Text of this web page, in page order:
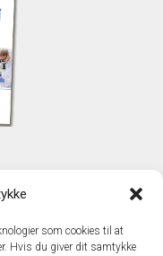
som cookies til at
Hvis du giver dit samtykke